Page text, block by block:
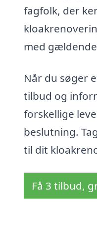
fagfolk, der
med
Når du søger
tilbud og
forskellige
beslutning.
til dit
Få 3 tilbud,